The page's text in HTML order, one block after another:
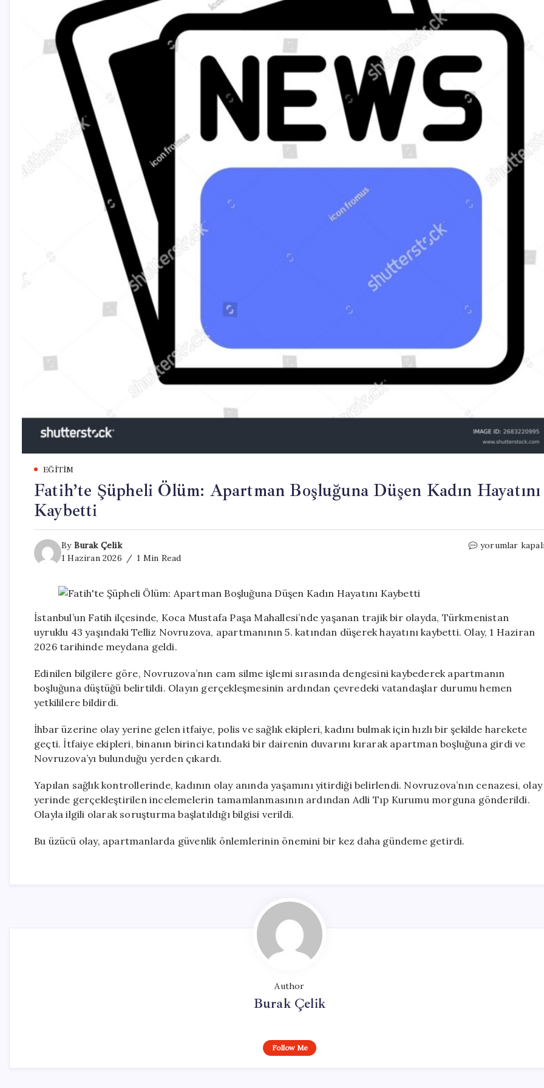
EĞITIM
Fatih’te Şüpheli Ölüm: Apartman Boşluğuna Düşen Kadın Hayatını
Kaybetti
By Burak Çelik
1 Haziran 2026
1 Min Read
Fatih’te
Kadın
Hayatını
yorumlar
İstanbul’un Fatih ilçesinde, Koca Mustafa Paşa Mahallesi’nde yaşanan trajik bir olayda, Türkmenistan
uyruklu 43 yaşındaki Telliz Novruzova, apartmanının 5. katından düşerek hayatını kaybetti. Olay, 1 Haziran
2026 tarihinde meydana geldi.
Edinilen bilgilere göre, Novruzova’nın cam silme işlemi sırasında dengesini kaybederek apartmanın
boşluğuna düştüğü belirtildi. Olayın gerçekleşmesinin ardından çevredeki vatandaşlar durumu hemen
yetkililere bildirdi.
İhbar üzerine olay yerine gelen itfaiye, polis ve sağlık ekipleri, kadını bulmak için hızlı bir şekilde harekete
geçti. İtfaiye ekipleri, binanın birinci katındaki bir dairenin duvarını kırarak apartman boşluğuna girdi ve
Novruzova’yı bulunduğu yerden çıkardı.
Yapılan sağlık kontrollerinde, kadının olay anında yaşamını yitirdiği belirlendi. Novruzova’nın cenazesi, olay
yerinde gerçekleştirilen incelemelerin tamamlanmasının ardından Adli Tıp Kurumu morguna gönderildi.
Olayla ilgili olarak soruşturma başlatıldığı bilgisi verildi.
Bu üzücü olay, apartmanlarda güvenlik önlemlerinin önemini bir kez daha gündeme getirdi.
Author
Burak Çelik
Follow Me